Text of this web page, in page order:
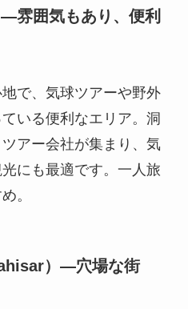
雰囲気もあり、便利
で、気球ツアーや野外
いる便利なエリア。洞
アー会社が集まり、気
にも最適です。一人旅
。
）—穴場な街